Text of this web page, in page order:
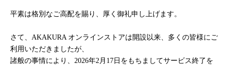
平素は格別なご高配を賜り、厚く御礼申し上げます。
さて、AKAKURA オンラインストアは開設以来、多くの皆様にご
利用いただきましたが、
諸般の事情により、2026年2月17日をもちましてサービス終了を